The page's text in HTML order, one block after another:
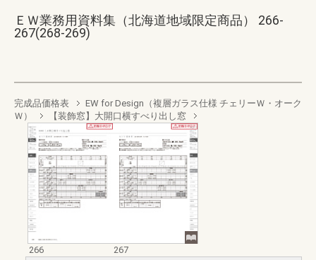
ＥＷ業務用資料集（北海道地域限定商品） 266-
267(268-269)
完成品価格表
EW for Design（複層ガラス仕様 チェリーＷ・オーク
Ｗ）
【装飾窓】大開口横すべり出し窓
266
267